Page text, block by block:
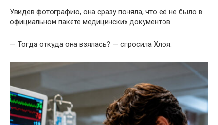
Увидев фотографию, она сразу поняла, что её не было в
официальном пакете медицинских документов.
— Тогда откуда она взялась? — спросила Хлоя.